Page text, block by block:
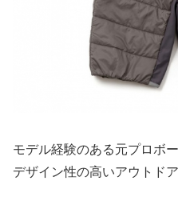
モデル経験のある元プロボ
デザイン性の高いアウトド